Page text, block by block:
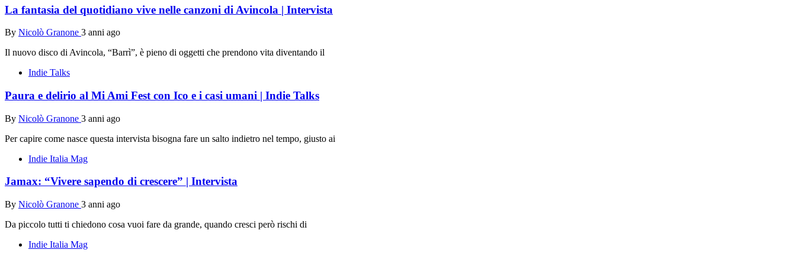
La fantasia del quotidiano vive nelle canzoni di Avincola | Intervista
By Nicolò Granone 3 anni ago
Il nuovo disco di Avincola, “Barrì”, è pieno di oggetti che prendono vita diventando il
Indie Talks
Paura e delirio al Mi Ami Fest con Ico e i casi umani | Indie Talks
By Nicolò Granone 3 anni ago
Per capire come nasce questa intervista bisogna fare un salto indietro nel tempo, giusto ai
Indie Italia Mag
Jamax: “Vivere sapendo di crescere” | Intervista
By Nicolò Granone 3 anni ago
Da piccolo tutti ti chiedono cosa vuoi fare da grande, quando cresci però rischi di
Indie Italia Mag